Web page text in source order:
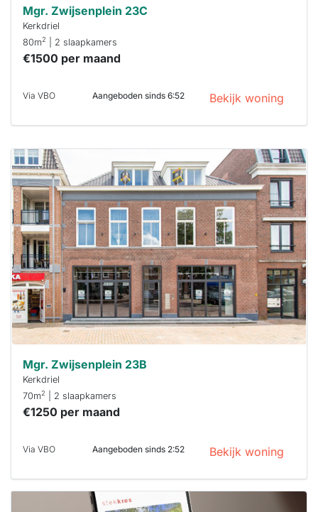
Mgr. Zwijsenplein 23C
Kerkdriel
80m2 | 2 slaapkamers
€1500 per maand
Via VBO Aangeboden sinds 6:52 Bekijk woning
Deze woning
is
waarschijnlijk
al verhuurd
Om kans te
maken moet je
binnen 15
minuten
reageren.
Stekkies helpt
je hierbij!
Mgr. Zwijsenplein 23B
Kerkdriel
70m2 | 2 slaapkamers
€1250 per maand
Via VBO Aangeboden sinds 2:52 Bekijk woning